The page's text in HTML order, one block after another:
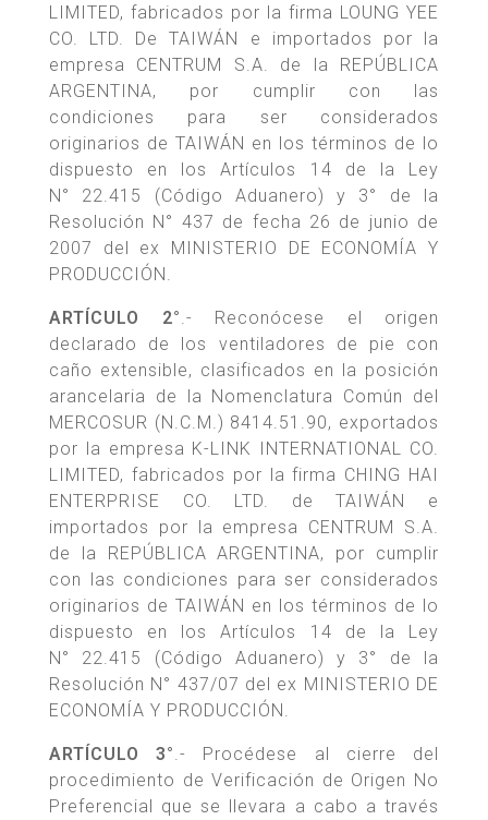
LIMITED, fabricados por la firma LOUNG YEE
CO. LTD. De TAIWÁN e importados por la
empresa CENTRUM S.A. de la REPÚBLICA
ARGENTINA, por cumplir con las
condiciones para ser considerados
originarios de TAIWÁN en los términos de lo
dispuesto en los Artículos 14 de la Ley
N° 22.415 (Código Aduanero) y 3° de la
Resolución N° 437 de fecha 26 de junio de
2007 del ex MINISTERIO DE ECONOMÍA Y
PRODUCCIÓN.
ARTÍCULO 2° .- Reconócese el origen
declarado de los ventiladores de pie con
caño extensible, clasificados en la posición
arancelaria de la Nomenclatura Común del
MERCOSUR (N.C.M.) 8414.51.90, exportados
por la empresa K-LINK INTERNATIONAL CO.
LIMITED, fabricados por la firma CHING HAI
ENTERPRISE CO. LTD. de TAIWÁN e
importados por la empresa CENTRUM S.A.
de la REPÚBLICA ARGENTINA, por cumplir
con las condiciones para ser considerados
originarios de TAIWÁN en los términos de lo
dispuesto en los Artículos 14 de la Ley
N° 22.415 (Código Aduanero) y 3° de la
Resolución N° 437/07 del ex MINISTERIO DE
ECONOMÍA Y PRODUCCIÓN.
ARTÍCULO 3° .- Procédese al cierre del
procedimiento de Verificación de Origen No
Preferencial que se llevara a cabo a través